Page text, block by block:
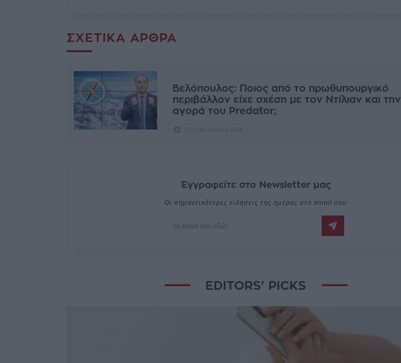
ΣΧΕΤΙΚΆ ΆΡΘΡΑ
Βελόπουλος: Ποιος από το πρωθυπουργικό
περιβάλλον είχε σχέση με τον Ντίλιαν και την
αγορά του Predator;
Εγγραφείτε στο Newsletter μας
Οι σημαντικότερες ειδήσεις της ημέρας στο email σου
EDITORS' PICKS